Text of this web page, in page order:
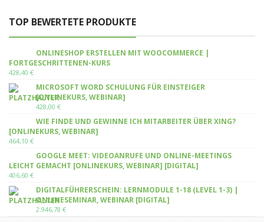
TOP BEWERTETE PRODUKTE
ONLINESHOP ERSTELLEN MIT WOOCOMMERCE |
FORTGESCHRITTENEN-KURS
428,40 €
MICROSOFT WORD SCHULUNG FÜR EINSTEIGER
[ONLINEKURS, WEBINAR]
428,00 €
WIE FINDE UND GEWINNE ICH MITARBEITER ÜBER XING?
[ONLINEKURS, WEBINAR]
464,10 €
GOOGLE MEET: VIDEOANRUFE UND ONLINE-MEETINGS
LEICHT GEMACHT [ONLINEKURS, WEBINAR] [DIGITAL]
406,60 €
DIGITALFÜHRERSCHEIN: LERNMODULE 1-18 (LEVEL 1-3) |
ONLINESEMINAR, WEBINAR [DIGITAL]
2.946,78 €